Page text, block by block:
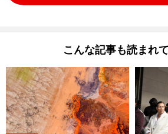
こんな記事も読まれ